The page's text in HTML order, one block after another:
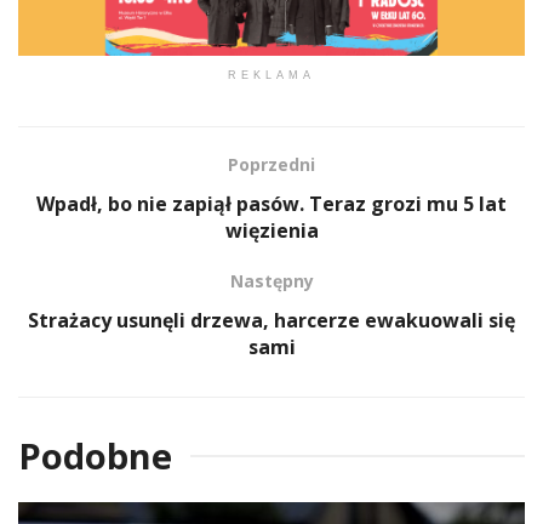
REKLAMA
Poprzedni
Wpadł, bo nie zapiął pasów. Teraz grozi mu 5 lat
więzienia
Następny
Strażacy usunęli drzewa, harcerze ewakuowali się
sami
Podobne